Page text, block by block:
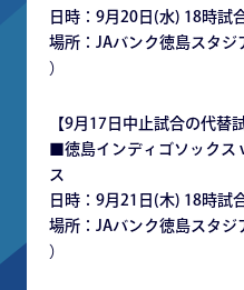
日時：9月20日(水) 18時試
場所：JAバンク徳島スタ
）
【9月17日中止試合の代替
■徳島インディゴソックス
ス
日時：9月21日(木) 18時試
場所：JAバンク徳島スタ
）